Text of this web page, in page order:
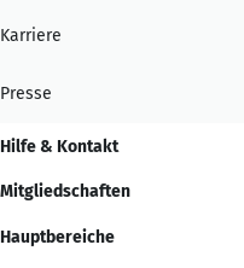
Karriere
Presse
Hilfe & Kontakt
Mitgliedschaften
Hauptbereiche